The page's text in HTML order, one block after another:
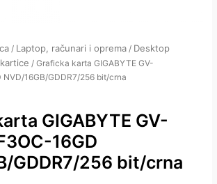
/ Laptop, računari i oprema / Desktop
/ Graficka karta GIGABYTE GV-
NVD/16GB/GDDR7/256 bit/crna
GIGABYTE GV-
16GD
GDDR7/256 bit/crna